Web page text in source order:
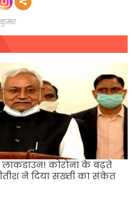
लाकडाउन! कोरोना के बढ़ते
ने दिया सख्‍ती का संकेत